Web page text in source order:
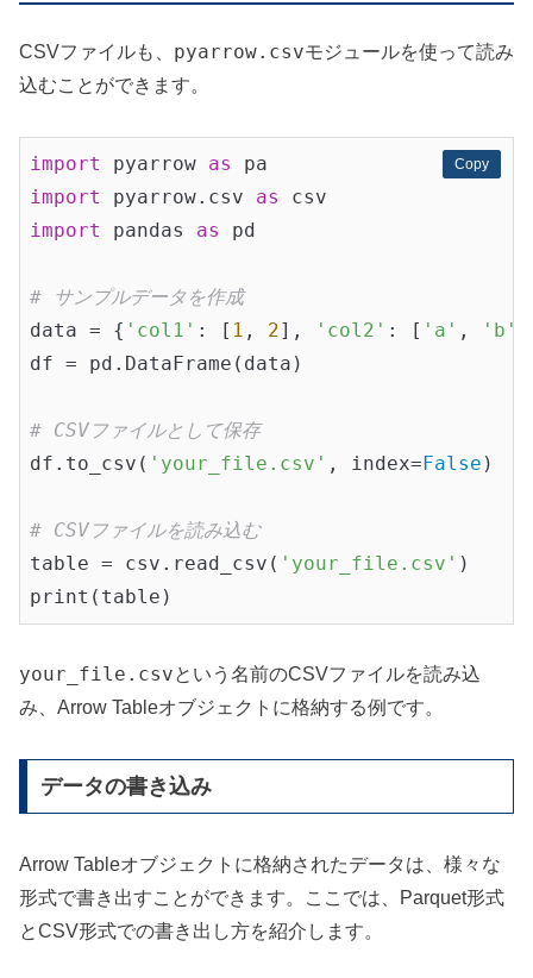
CSVファイルも、 pyarrow.csvモジュールを使って読み
込むことができます。
Copy
Copy
import pyarrow as
import
pyarrow.csv as
import
pandas as pd
# サンプルデータを作成
data = { 'col1' : [ 1 , 2], 'col2' : [ 'a' , 'b'
df = pd.DataFrame(data)
# CSVファイルとして保存
df.to_csv( 'your_file.csv' , index=False )
# CSVファイルを読み込む
table = csv.read_csv( 'your_file.csv' )
your_file.csvという名前のCSVファイルを読み込
み、Arrow Tableオブジェクトに格納する例です。
データの書き込み
Arrow Tableオブジェクトに格納されたデータは、様々な
形式で書き出すことができます。ここでは、Parquet形式
とCSV形式での書き出し方を紹介します。